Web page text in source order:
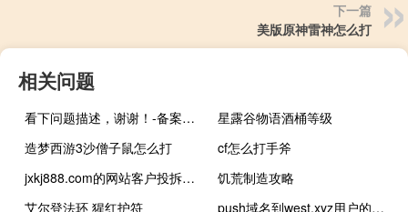
下一篇
美版原神雷神怎么打
相关问题
看下问题描述，谢谢！-备案平台
星露谷物语酒桶等级
造梦西游3沙僧子鼠怎么打
cf怎么打手斧
jxkj888.com的网站客户投拆晚上打开很曙，要么打不开
饥荒制造攻略
艾尔登法环 猩红护符
push域名到west.xyz用户的问题